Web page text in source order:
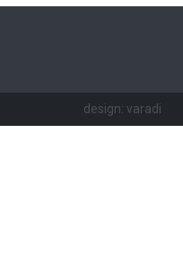
design: varadi